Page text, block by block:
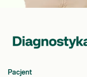
Pacjent